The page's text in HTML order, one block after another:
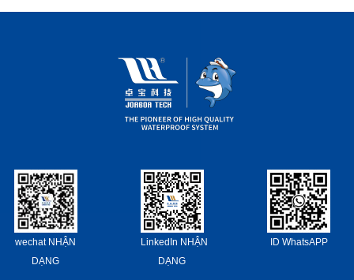
wechat NHẬN
DẠNG
LinkedIn NHẬN
DẠNG
ID WhatsAPP